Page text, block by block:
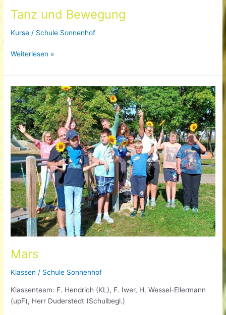
Tanz und Bewegung
Kurse / Schule Sonnenhof
Tanz
Bewegung
Weiterlesen »
Mars
Klassen / Schule Sonnenhof
Klassenteam: F. Hendrich (KL), F. Iwer, H. Wessel-Ellermann
(upF), Herr Duderstedt (Schulbegl.)